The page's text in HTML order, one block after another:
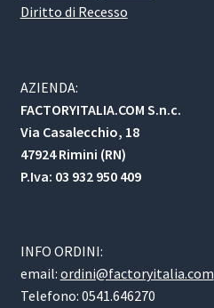
Diritto di Recesso
AZIENDA:
FACTORYITALIA.COM S.n.c.
Via Casalecchio, 18
47924 Rimini (RN)
P.Iva: 03 932 950 409
INFO ORDINI:
email: ordini@factoryitalia.com
Telefono: 0541.646270